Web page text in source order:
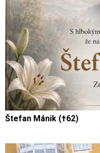
Štefan Mánik (†62)